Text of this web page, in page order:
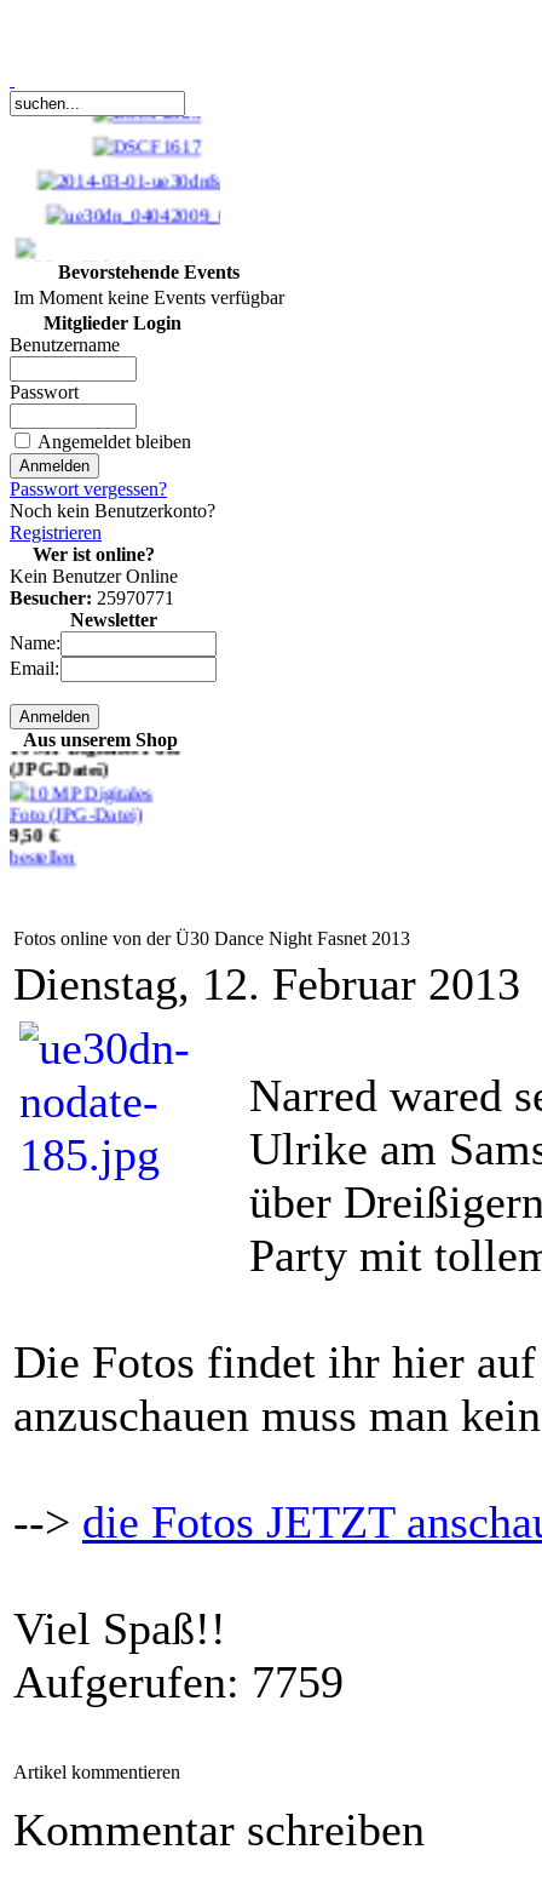
Bevorstehende Events
Im Moment keine Events verfügbar
Mitglieder Login
Benutzername
Passwort
Angemeldet bleiben
Passwort vergessen?
Noch kein Benutzerkonto?
Registrieren
Wer ist online?
Kein Benutzer Online
Besucher: 25970771
Newsletter
Name:
Email:
Aus unserem Shop
5 MP Digitales Foto
(JPG-Datei)
5,50 €
bestellen
keine Karten mehr
(online) verfügbar!
0,00 €
bestellen
10 MP Digitales Foto
(JPG-Datei)
9,50 €
bestellen
3,50 €
Fotos online von der Ü30 Dance Night Fasnet 2013
Dienstag, 12. Februar 2013
Narred wared
Ulrike am
über
Party mit
Die Fotos findet ihr hier
anzuschauen muss man
--> die Fotos JETZT
Viel Spaß!!
Aufgerufen: 7759
Artikel kommentieren
Kommentar schreiben